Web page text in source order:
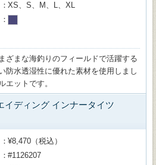
XS、S、M、L、XL
ざまな海釣りのフィールドで活躍する
防水透湿性に優れた素材を使用しまし
エットです。
イディング インナータイツ
¥8,470（税込）
#1126207